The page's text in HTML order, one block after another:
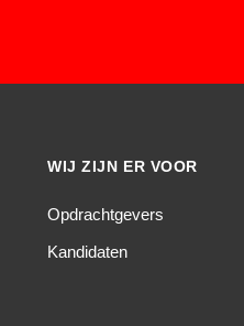
WIJ ZIJN ER VOOR
Opdrachtgevers
Kandidaten